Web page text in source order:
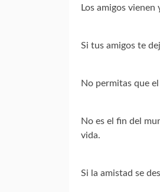
Los amigos
Si tus amigos te
No permitas que
No es el fin del
vida.
Si la amistad se